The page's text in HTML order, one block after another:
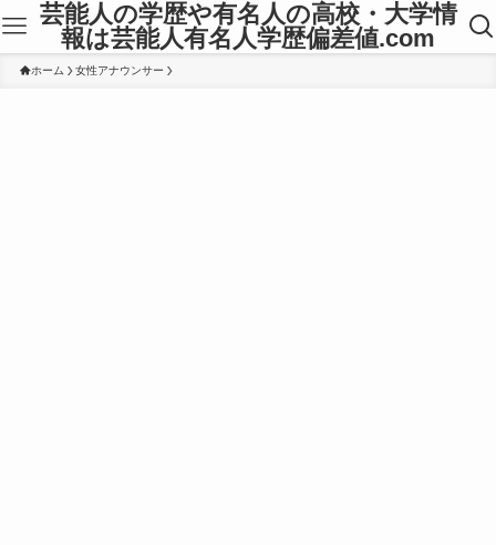
芸能人の学歴や有名人の高校・大学情
報は芸能人有名人学歴偏差値.com
ホーム 女性アナウンサー